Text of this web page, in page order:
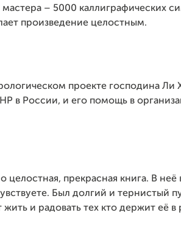
– 5000 каллиграфических
произведение целостным.
проекте господина Ли
в России, и его помощь в
целостная, прекрасная книга. В
Был долгий и тернистый
и радовать тех кто держит её в